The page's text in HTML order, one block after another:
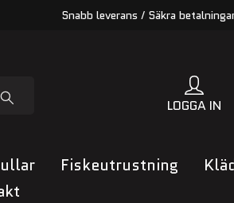
Snabb leverans / Säkra
LOGGA IN
Fiskeutrustning